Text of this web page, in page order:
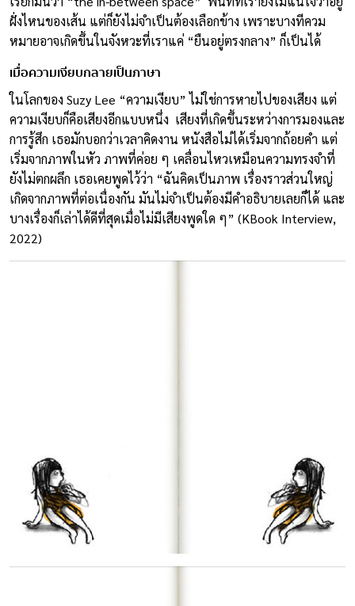
ฝั่งไหนของเส้น แต่ก็ยังไม่จำเป็นต้องเลือกข้าง เพราะบางทีควม
หมายอาจเกิดขึ้นในจังหวะที่เราแค่ “ยืนอยู่ตรงกลาง” ก็เป็นได้
เมื่อความเงียบกลายเป็นภาษา
ในโลกของ Suzy Lee “ความเงียบ” ไม่ใช่การหายไปของเสียง แต่
ความเงียบก็คือเสียงอีกแบบหนึ่ง เสียงที่เกิดขึ้นระหว่างการมองและ
การรู้สึก เธอมักบอกว่าเวลาคิดงาน หนังสือไม่ได้เริ่มจากถ้อยคำ แต่
เริ่มจากภาพในหัว ภาพที่ค่อย ๆ เคลื่อนไหวเหมือนความทรงจำที่
ยังไม่ตกผลึก เธอเคยพูดไว้ว่า “ฉันคิดเป็นภาพ เรื่องราวส่วนใหญ่
เกิดจากภาพที่ต่อเนื่องกัน มันไม่จำเป็นต้องมีคำอธิบายเลยก็ได้ และ
บางเรื่องก็เล่าได้ดีที่สุดเมื่อไม่มีเสียงพูดใด ๆ” (KBook Interview,
2022)